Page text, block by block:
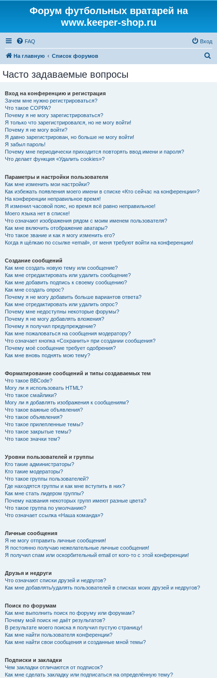
Форум футбольных вратарей на
www.keeper-shop.ru
FAQ Вход
На главную Список форумов
Часто задаваемые вопросы
Вход на конференцию и регистрация
Зачем мне нужно регистрироваться?
Что такое COPPA?
Почему я не могу зарегистрироваться?
Я только что зарегистрировался, но не могу войти!
Почему я не могу войти?
Я давно зарегистрирован, но больше не могу войти!
Я забыл пароль!
Почему мне периодически приходится повторять ввод имени и пароля?
Что делает функция «Удалить cookies»?
Параметры и настройки пользователя
Как мне изменить мои настройки?
Как избежать появления моего имени в списке «Кто сейчас на конференции»?
На конференции неправильное время!
Я изменил часовой пояс, но время всё равно неправильное!
Моего языка нет в списке!
Что означают изображения рядом с моим именем пользователя?
Как мне включить отображение аватары?
Что такое звание и как я могу изменить его?
Когда я щёлкаю по ссылке «email», от меня требуют войти на конференцию!
Создание сообщений
Как мне создать новую тему или сообщение?
Как мне отредактировать или удалить сообщение?
Как мне добавить подпись к своему сообщению?
Как мне создать опрос?
Почему я не могу добавить больше вариантов ответа?
Как мне отредактировать или удалить опрос?
Почему мне недоступны некоторые форумы?
Почему я не могу добавлять вложения?
Почему я получил предупреждение?
Как мне пожаловаться на сообщения модератору?
Что означает кнопка «Сохранить» при создании сообщения?
Почему моё сообщение требует одобрения?
Как мне вновь поднять мою тему?
Форматирование сообщений и типы создаваемых тем
Что такое BBCode?
Могу ли я использовать HTML?
Что такое смайлики?
Могу ли я добавлять изображения к сообщениям?
Что такое важные объявления?
Что такое объявления?
Что такое прилепленные темы?
Что такое закрытые темы?
Что такое значки тем?
Уровни пользователей и группы
Кто такие администраторы?
Кто такие модераторы?
Что такое группы пользователей?
Где находятся группы и как мне вступить в них?
Как мне стать лидером группы?
Почему названия некоторых групп имеют разные цвета?
Что такое группа по умолчанию?
Что означает ссылка «Наша команда»?
Личные сообщения
Я не могу отправить личные сообщения!
Я постоянно получаю нежелательные личные сообщения!
Я получил спам или оскорбительный email от кого-то с этой конференции!
Друзья и недруги
Что означают списки друзей и недругов?
Как мне добавлять/удалять пользователей в списках моих друзей и недругов?
Поиск по форумам
Как мне выполнить поиск по форуму или форумам?
Почему мой поиск не даёт результатов?
В результате моего поиска я получил пустую страницу!
Как мне найти пользователя конференции?
Как мне найти свои сообщения и созданные мной темы?
Подписки и закладки
Чем закладки отличаются от подписок?
Как мне сделать закладку или подписаться на определённую тему?